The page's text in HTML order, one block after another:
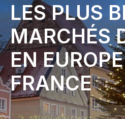
LES PLUS
MARCHÉS
EN
FRANCE